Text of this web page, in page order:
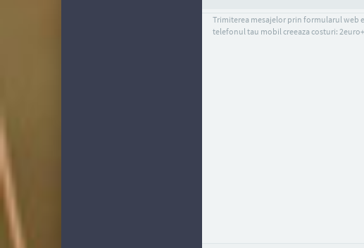
Trimiterea mesajelor prin formularul web
telefonul tau mobil creeaza costuri: